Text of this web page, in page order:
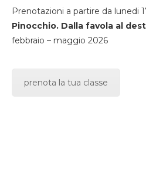
Prenotazioni a partire da lunedi
Pinocchio. Dalla favola al
febbraio – maggio 2026
prenota la tua classe